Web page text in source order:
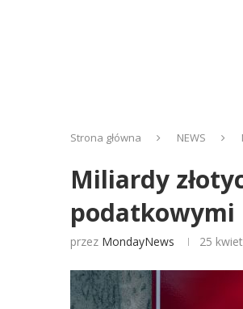
Strona główna NEWS
Miliardy
podatkowymi
przez MondayNews 25